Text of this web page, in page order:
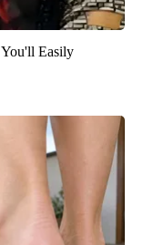
Easily